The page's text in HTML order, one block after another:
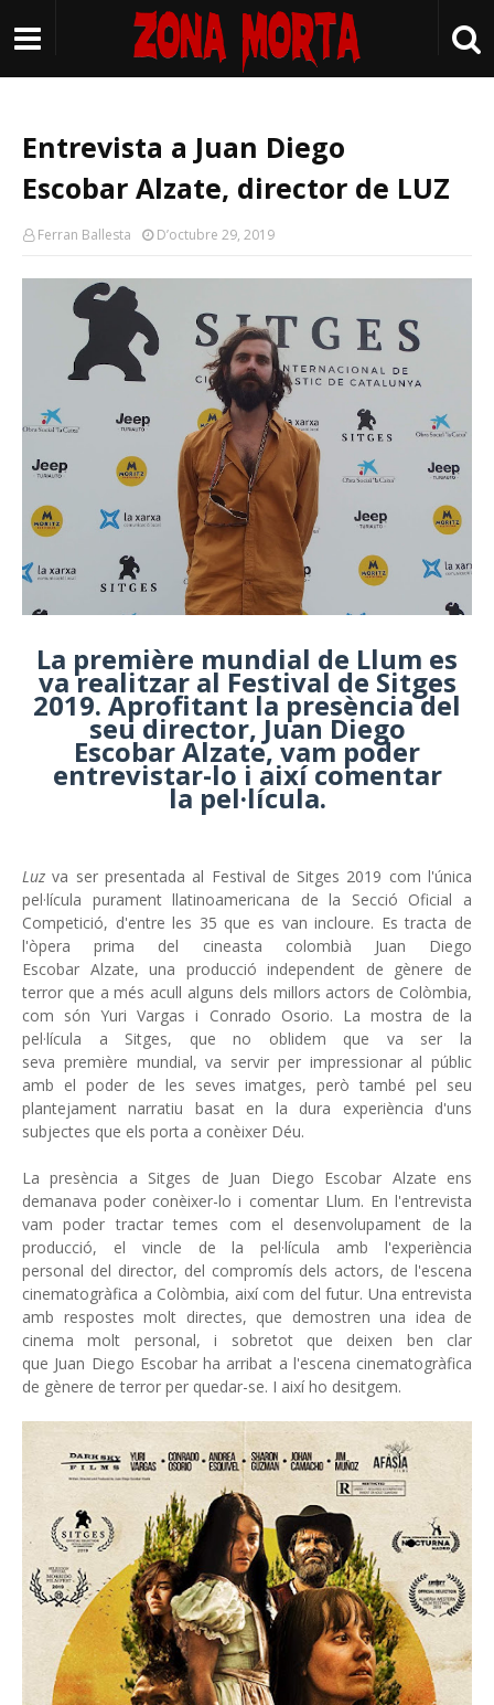
Entrevista a Juan Diego
Escobar Alzate, director de LUZ
Ferran Ballesta D’octubre 29, 2019
La première mundial de Llum es
va realitzar al Festival de Sitges
2019. Aprofitant la presència del
seu director, Juan Diego
Escobar Alzate, vam poder
entrevistar-lo i així comentar
la pel·lícula.
Luz va ser presentada al Festival de Sitges 2019 com l'única
pel·lícula purament llatinoamericana de la Secció Oficial a
Competició, d'entre les 35 que es van incloure. Es tracta de
l'òpera prima del cineasta colombià Juan Diego
Escobar Alzate, una producció independent de gènere de
terror que a més acull alguns dels millors actors de Colòmbia,
com són Yuri Vargas i Conrado Osorio. La mostra de la
pel·lícula a Sitges, que no oblidem que va ser la
seva première mundial, va servir per impressionar al públic
amb el poder de les seves imatges, però també pel seu
plantejament narratiu basat en la dura experiència d'uns
subjectes que els porta a conèixer Déu.
La presència a Sitges de Juan Diego Escobar Alzate ens
demanava poder conèixer-lo i comentar Llum. En l'entrevista
vam poder tractar temes com el desenvolupament de la
producció, el vincle de la pel·lícula amb l'experiència
personal del director, del compromís dels actors, de l'escena
cinematogràfica a Colòmbia, així com del futur. Una entrevista
amb respostes molt directes, que demostren una idea de
cinema molt personal, i sobretot que deixen ben clar
que Juan Diego Escobar ha arribat a l'escena cinematogràfica
de gènere de terror per quedar-se. I així ho desitgem.